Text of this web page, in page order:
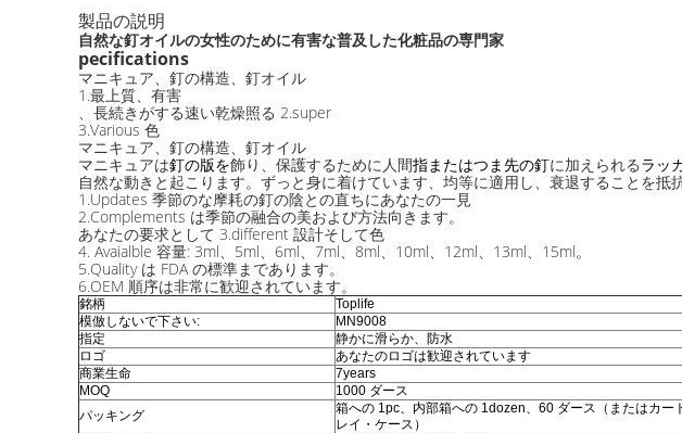
製品の説明
自然な釘オイルの女性のために有害な普及した化粧品の専門家
pecifications
マニキュア、釘の構造、釘オイル
1.最上質、有害
、長続きがする速い乾燥照る 2.super
3.Various 色
マニキュア、釘の構造、釘オイル
マニキュアは釘の版を飾り、保護するために人間指またはつま先の釘に加えられるラッ
自然な動きと起こります。 ずっと身に着けています、均等に適用し、衰退することを抵
1.Updates 季節のな摩耗の釘の陰との直ちにあなたの一見
2.Complements は季節の融合の美および方法向きます。
あなたの要求として 3.different 設計そして色
4. Avaialble 容量: 3ml、5ml、6ml、7ml、8ml、10ml、12ml、13ml、15ml。
5.Quality は FDA の標準まであります。
6.OEM 順序は非常に歓迎されています。
銘柄
Toplife
模倣しないで下さい:
MN9008
指定
静かに滑らか、防水
ロゴ
あなたのロゴは歓迎されています
商業生命
7years
MOQ
1000 ダース
パッキング
箱への 1pc、内部箱への 1dozen、60 ダース（またはカー
レイ・ケース）